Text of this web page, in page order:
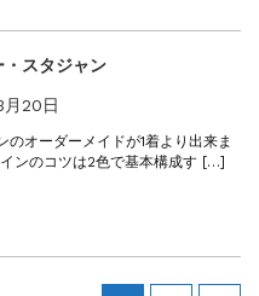
・スタジャン
20日
のオーダーメイドが1着より出来ま
ンのコツは2色で基本構成す […]